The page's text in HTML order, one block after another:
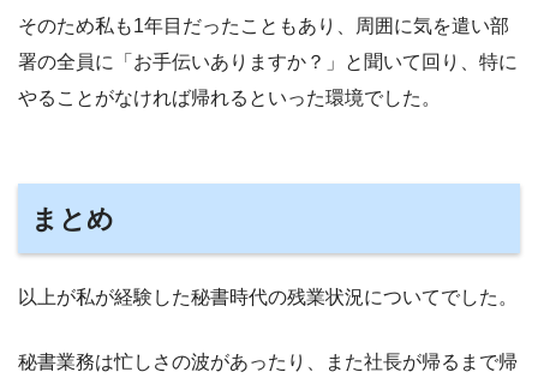
そのため私も1年目だったこともあり、周囲に気を遣い部
署の全員に「お手伝いありますか？」と聞いて回り、特に
やることがなければ帰れるといった環境でした。
まとめ
以上が私が経験した秘書時代の残業状況についてでした。
秘書業務は忙しさの波があったり、また社長が帰るまで帰